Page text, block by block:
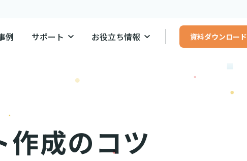
例 サポート お役立ち情報 資料ダウンロード
作成のコツ